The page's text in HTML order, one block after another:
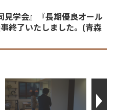
見学会』『長期優良オール
終了いたしました。(青森